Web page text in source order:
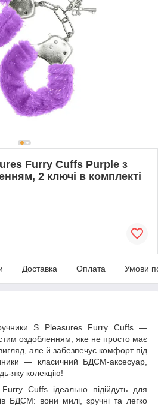
Furry Cuffs Purple з
2 ключі в комплекті
Доставка Оплата Умови
S Pleasures Furry Cuffs —
оздобленням, яке не просто має
але й забезпечує комфорт під
— класичний БДСМ-аксесуар,
яку колекцію!
Cuffs ідеально підійдуть для
БДСМ: вони милі, зручні та легко